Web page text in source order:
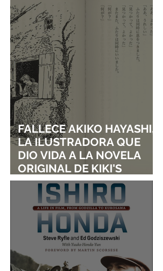
ENTRARÁN AL SALÓN DE
LA FAMA DE LOS EFECTOS
VISUALES
FALLECE AKIKO HAYASHI,
LA ILUSTRADORA QUE
DIO VIDA A LA NOVELA
ORIGINAL DE KIKI'S
DELIVERY SERVICE